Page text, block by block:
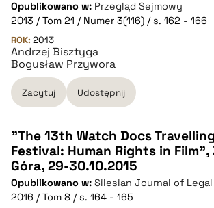
pobierz cytat
BIBTEX
pobierz cytat
Opublikowano w: Przegląd Sejmowy
2013 / Tom 21 / Numer 3(116) / s. 162 - 166
ROK: 2013
Andrzej Bisztyga
Bogusław Przywora
Zacytuj Udostępnij
CZYSTY TEKST
pobierz cytat
"The 13th Watch Docs
Festival: Human Rights in Film",
Góra, 29-30.10.2015
Opublikowano w: Silesian Journal of
2016 / Tom 8 / s. 164 - 165